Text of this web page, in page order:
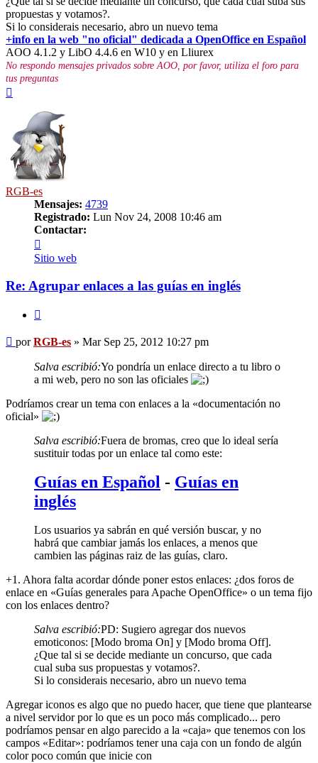
propuestas y votamos?.
Si lo considerais necesario, abro un nuevo tema
+info en la web "no oficial" dedicada a OpenOffice en Español
AOO 4.1.2 y LibO 4.4.6 en W10 y en Lliurex
No respondo mensajes privados sobre AOO, por favor, utiliza el foro para
tus preguntas
RGB-es
Mensajes: 4739
Registrado: Lun Nov 24, 2008 10:46 am
Contactar:
RGB-
es
Sitio web
Re: Agrupar enlaces a las guías en inglés
Mensaje
porRGB-es » Mar Sep 25, 2012 10:27 pm
Salva escribió:Yo pondría un enlace directo a tu libro o
a mi web, pero no son las oficiales
Podríamos crear un tema con enlaces a la «documentación no
oficial»
Salva escribió:Fuera de bromas, creo que lo ideal sería
sustituir todas por un enlace tal como este:
Guías en Español - Guías en
inglés
Los usuarios ya sabrán en qué versión buscar, y no
habrá que cambiar jamás los enlaces, a menos que
cambien las páginas raiz de las guías, claro.
+1. Ahora falta acordar dónde poner estos enlaces: ¿dos foros de
enlace en «Guías generales para Apache OpenOffice» o un tema fijo
con los enlaces dentro?
Salva escribió:PD: Sugiero agregar dos nuevos
emoticonos: [Modo broma On] y [Modo broma Off].
¿Que tal si se decide mediante un concurso, que cada
cual suba sus propuestas y votamos?.
Si lo considerais necesario, abro un nuevo tema
Agregar iconos es algo que no puedo hacer, que tiene que plantearse
a nivel servidor por lo que es un poco más complicado... pero
podríamos pensar en algo parecido a la «caja» que tenemos con los
campos «Editar»: podríamos tener una caja con un fondo de algún
color poco común que inicie con